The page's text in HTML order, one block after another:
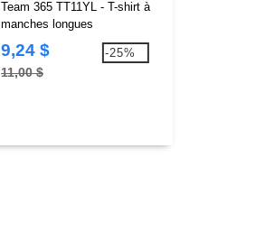
Team 365 TT11YL - T-shirt à
manches longues
Performance Youth Zone
9,24 $
11,00 $
-25%